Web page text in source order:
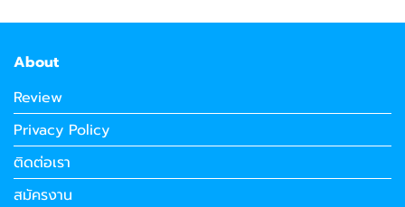
About
Review
Privacy Policy
ติดต่อเรา
สมัครงาน